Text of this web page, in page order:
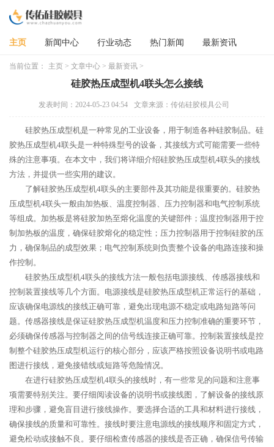
主页 新闻中心 行业动态 热门新闻 最新资讯
当前位置： 主页 > 文章中心 > 最新资讯 >
硅胶热压成型机4联头怎么接线
发表时间：2024-05-23 04:54 文章来源：传佑硅胶模具公司
硅胶热压成型机是一种常见的工业设备，用于制造各种硅胶制品。硅
胶热压成型机4联头是一种特殊型号的设备，其接线方式可能需要一些特
殊的注意事项。在本文中，我们将详细介绍硅胶热压成型机4联头的接线
方法，并提供一些实用的建议。
了解硅胶热压成型机4联头的主要部件及其功能是很重要的。硅胶热
压成型机4联头一般由加热板、温度控制器、压力控制器和电气控制系统
等组成。加热板是将硅胶加热至熔化温度的关键部件；温度控制器用于控
制加热板的温度，确保硅胶熔化的稳定性；压力控制器用于控制硅胶的压
力，确保制品的成型效果；电气控制系统则负责整个设备的电路连接和操
作控制。
硅胶热压成型机4联头的接线方法一般包括电源接线、传感器接线和
控制装置接线等几个方面。电源接线是硅胶热压成型机正常运行的基础，
应该确保电源线的接线正确可靠，避免出现电源不稳定或电路短路等问
题。传感器接线是保证硅胶热压成型机温度和压力控制准确的重要环节，
必须确保传感器与控制器之间的信号线连接正确可靠。控制装置接线是控
制整个硅胶热压成型机运行的核心部分，应该严格按照设备说明书或电路
图进行接线，避免接错线或短路等危险情况。
在进行硅胶热压成型机4联头的接线时，有一些常见的问题和注意事
项需要特别关注。要仔细阅读设备的说明书或接线图，了解设备的接线原
理和步骤，避免盲目进行接线操作。要选择合适的工具和材料进行接线，
确保接线的质量和可靠性。接线时要注意电源线的接线顺序和固定方式，
避免松动或接触不良。要仔细检查传感器的接线是否正确，确保信号传输